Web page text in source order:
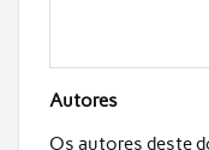
Autores
Os autores deste